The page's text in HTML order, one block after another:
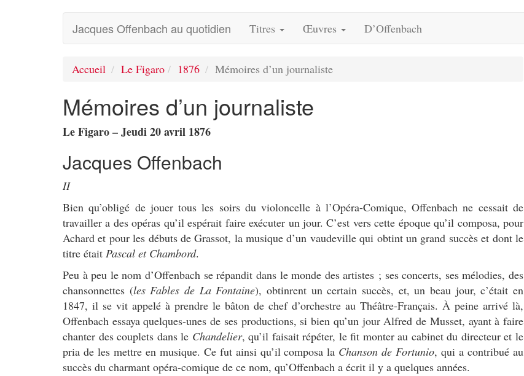
Jacques Offenbach au quotidien Titres Œuvres D’Offenbach
Accueil Le Figaro 1876 Mémoires d’un journaliste
Mémoires d’un journaliste
Le Figaro – Jeudi 20 avril 1876
Jacques Offenbach
II
Bien qu’obligé de jouer tous les soirs du violoncelle à l’Opéra-Comique, Offenbach ne cessait de
travailler a des opéras qu’il espérait faire exécuter un jour. C’est vers cette époque qu’il composa, pour
Achard et pour les débuts de Grassot, la musique d’un vaudeville qui obtint un grand succès et dont le
titre était Pascal et Chambord.
Peu à peu le nom d’Offenbach se répandit dans le monde des artistes ; ses concerts, ses mélodies, des
chansonnettes (les Fables de La Fontaine), obtinrent un certain succès, et, un beau jour, c’était en
1847, il se vit appelé à prendre le bâton de chef d’orchestre au Théâtre-Français. À peine arrivé là,
Offenbach essaya quelques-unes de ses productions, si bien qu’un jour Alfred de Musset, ayant à faire
chanter des couplets dans le Chandelier, qu’il faisait répéter, le fit monter au cabinet du directeur et le
pria de les mettre en musique. Ce fut ainsi qu’il composa la Chanson de Fortunio, qui a contribué au
succès du charmant opéra-comique de ce nom, qu’Offenbach a écrit il y a quelques années.